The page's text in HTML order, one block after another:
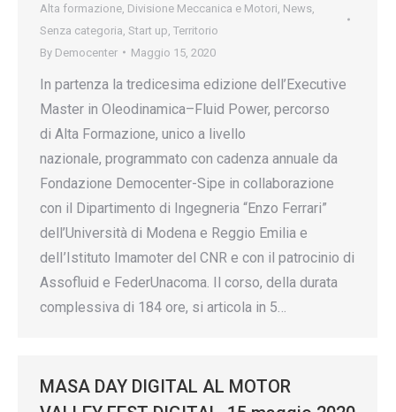
Alta formazione Divisione Meccanica e Motori News
Senza categoria Start up Territorio
By Democenter Maggio 15, 2020
In partenza la tredicesima edizione dell’Executive
Master in Oleodinamica–Fluid Power, percorso
di Alta Formazione, unico a livello
nazionale, programmato con cadenza annuale da
Fondazione Democenter-Sipe in collaborazione
con il Dipartimento di Ingegneria “Enzo Ferrari”
dell’Università di Modena e Reggio Emilia e
delI’Istituto Imamoter del CNR e con il patrocinio di
Assofluid e FederUnacoma. Il corso, della durata
complessiva di 184 ore, si articola in 5…
MASA DAY DIGITAL AL MOTOR